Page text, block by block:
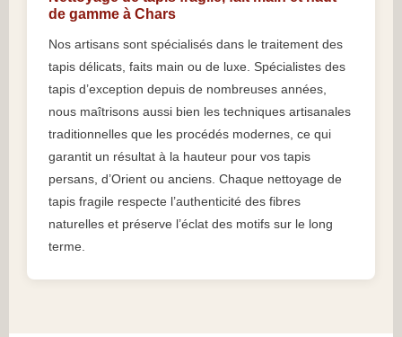
de gamme à Chars
Nos artisans sont spécialisés dans le traitement des
tapis délicats, faits main ou de luxe. Spécialistes des
tapis d’exception depuis de nombreuses années,
nous maîtrisons aussi bien les techniques artisanales
traditionnelles que les procédés modernes, ce qui
garantit un résultat à la hauteur pour vos tapis
persans, d’Orient ou anciens. Chaque nettoyage de
tapis fragile respecte l’authenticité des fibres
naturelles et préserve l’éclat des motifs sur le long
terme.